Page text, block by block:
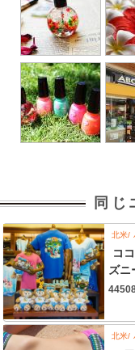
同じ
北米
コ
ズニ
北米